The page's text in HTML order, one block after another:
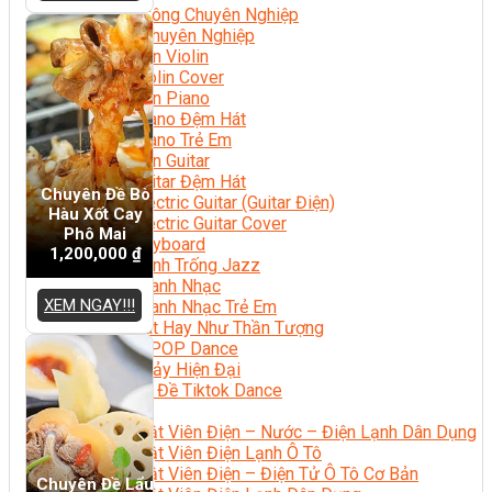
Nhạc Công Chuyên Nghiệp
Ca Sĩ Chuyên Nghiệp
Học Đàn Violin
Học Violin Cover
Học Đàn Piano
Học Piano Đệm Hát
Học Piano Trẻ Em
Học Đàn Guitar
Học Guitar Đệm Hát
Học Electric Guitar (Guitar Điện)
Học Electric Guitar Cover
Học Keyboard
Học Đánh Trống Jazz
Học Thanh Nhạc
Học Thanh Nhạc Trẻ Em
Học Hát Hay Như Thần Tượng
Học K-POP Dance
Học Nhảy Hiện Đại
Chuyên Đề Tiktok Dance
Kỹ Thuật – Công Nghệ
Kỹ Thuật Viên Điện – Nước – Điện Lạnh Dân Dụng
Kỹ Thuật Viên Điện Lạnh Ô Tô
Kỹ Thuật Viên Điện – Điện Tử Ô Tô Cơ Bản
Chuyên Đề Bò
Hàu Xốt Cay
Phô Mai
1,200,000 ₫
XEM NGAY!!!
Chuyên Đề Lẩu